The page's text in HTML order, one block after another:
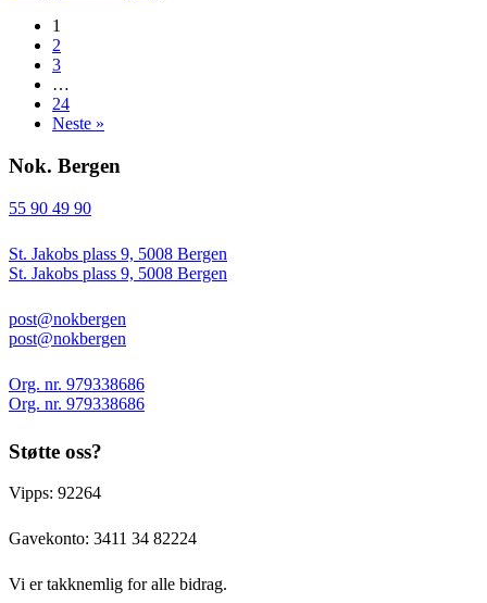
1
2
3
…
24
Neste »
Nok. Bergen
55 90 49 90
St. Jakobs plass 9, 5008 Bergen
St. Jakobs plass 9, 5008 Bergen
post@nokbergen
post@nokbergen
Org. nr. 979338686
Org. nr. 979338686
Støtte oss?
Vipps: 92264
Gavekonto: 3411 34 82224
Vi er takknemlig for alle bidrag.